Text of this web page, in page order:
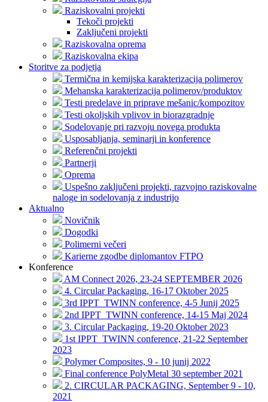
Raziskovalni projekti
Tekoči projekti
Zaključeni projekti
Raziskovalna oprema
Raziskovalna ekipa
Storitve za podjetja
Termična in kemijska karakterizacija polimerov
Mehanska karakterizacija polimerov/produktov
Testi predelave in priprave mešanic/kompozitov
Testi okoljskih vplivov in biorazgradnje
Sodelovanje pri razvoju novega produkta
Usposabljanja, seminarji in konference
Referenčni projekti
Partnerji
Oprema
Uspešno zaključeni projekti, razvojno raziskovalne
naloge in sodelovanja z industrijo
Aktualno
Novičnik
Dogodki
Polimerni večeri
Karierne zgodbe diplomantov FTPO
Konference
AM Connect 2026, 23-24 SEPTEMBER 2026
4. Circular Packaging, 16-17 Oktober 2025
3rd IPPT_TWINN conference, 4-5 Junij 2025
2nd IPPT_TWINN conference, 14-15 Maj 2024
3. Circular Packaging, 19-20 Oktober 2023
1st IPPT_TWINN conference, 21-22 September
2023
Polymer Composites, 9 - 10 junij 2022
Final conference PolyMetal 30 september 2021
2. CIRCULAR PACKAGING, September 9 - 10,
2021